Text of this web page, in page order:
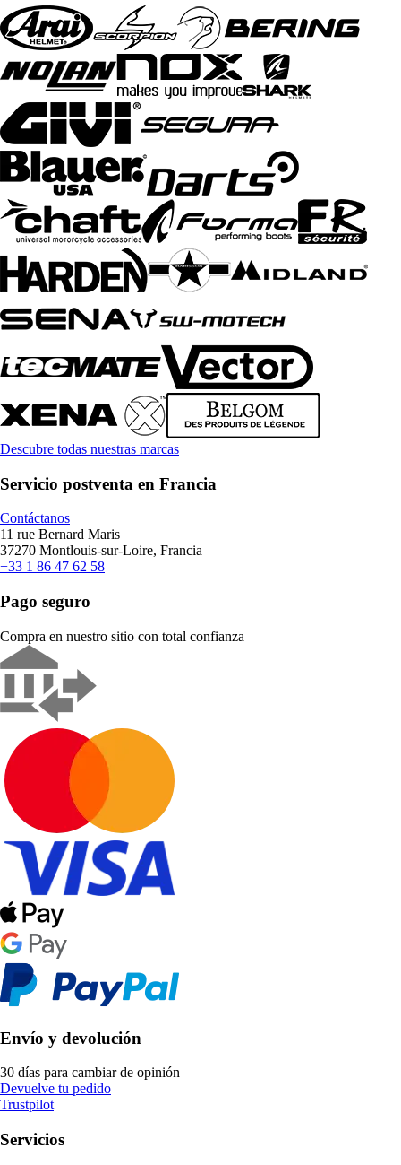
Descubre todas nuestras marcas
Servicio postventa en Francia
Contáctanos
11 rue Bernard Maris
37270 Montlouis-sur-Loire, Francia
+33 1 86 47 62 58
Pago seguro
Compra en nuestro sitio con total confianza
Envío y devolución
30 días para cambiar de opinión
Devuelve tu pedido
Trustpilot
Servicios